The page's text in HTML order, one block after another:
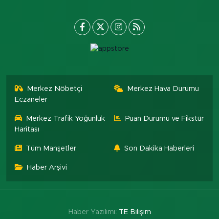
Merkez Nöbetçi
Eczaneler
Merkez Hava Durumu
Merkez Trafik Yoğunluk
Haritası
Puan Durumu ve Fikstür
Tüm Manşetler Son Dakika Haberleri
Haber Arşivi
Haber Yazılımı: TE Bilişim